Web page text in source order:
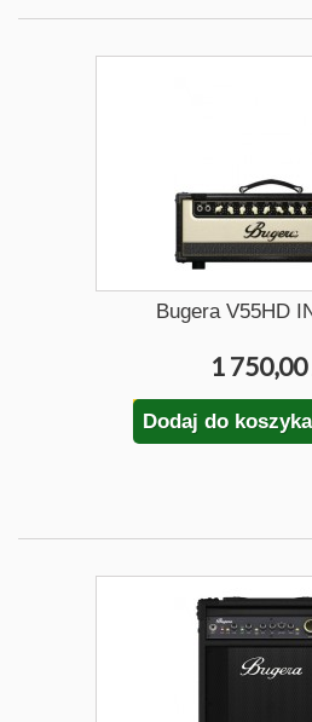
Bugera V55HD
1 750,00
Dodaj do koszyka